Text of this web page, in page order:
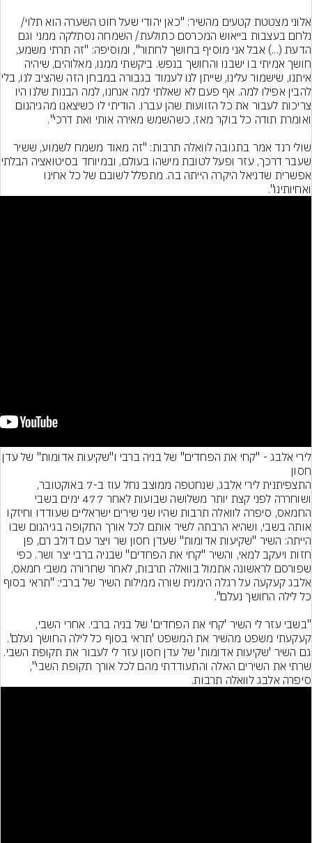
אלוני מצטטת קטעים מהשיר: "כאן יהודי שעל חוט השערה הוא תלוי/
נלחם בעצבות בייאוש המכרסם כתולעת/ השמחה נסתלקה ממני וגם
הדעת (...) אבל אני מוסיף בחושך לחתור", ומוסיפה: "זה תרתי משמע,
חושך אמיתי בו ישבנו והחושך בנפש. ביקשתי ממנו, מאלוהים, שיהיה
איתנו, שישמור עלינו, שייתן לנו לעמוד בגבורה במבחן הזה שהציב לנו, בלי
להבין אפילו למה. אף פעם לא שאלתי למה אנחנו, למה הבנות שלנו היו
צריכות לעבור את כל הזוועות שהן עברו. הודיתי לו כשיצאנו מהגיהנום
ואומרת תודה כל בוקר מאז, כשהשמש מאירה אותי ואת דרכי".
שולי רנד אמר בתגובה לוואלה תרבות: "זה מאוד משמח לשמוע, ששיר
שעבר דרכך, עזר ופעל לטובת מישהו בעולם, ובמיוחד בסיטואציה הבלתי
אפשרית שדניאל היקרה הייתה בה. מתפלל לשובם של כל אחינו
לירי אלבג - "קחי את הפחדים" של בניה ברבי ו"שקיעות אדומות" של עדן
התצפיתנית לירי אלבג, שנחטפה ממוצב נחל עוז ב-7 באוקטובר,
ושוחררה לפני קצת יותר משלושה שבועות לאחר 477 ימים בשבי
אותה בשבי, ושהיא הרבתה לשיר אותם לכל אורך התקופה בגיהנום שבו
הייתה: השיר "שקיעות אדומות" שעדן חסון שר ויצר עם דולב רם, פן
חזות ויעקב למאי, והשיר "קחי את הפחדים" שבניה ברבי יצר ושר. כפי
שפורסם לראשונה אתמול בוואלה תרבות, לאחר שחרורה משבי חמאס,
אלבג קעקעה על רגלה הימנית שורה ממילות השיר של ברבי: "תראי בסוף
"בשבי עזר לי השיר 'קחי את הפחדים' של בניה ברבי. אחרי השבי,
קעקעתי משפט מהשיר את המשפט 'תראי בסוף כל לילה החושך נעלם'.
גם השיר 'שקיעות אדומות' של עדן חסון עזר לי לעבור את תקופת השבי.
שרתי את השירים האלה והתעודדתי מהם לכל אורך תקופת השבי",